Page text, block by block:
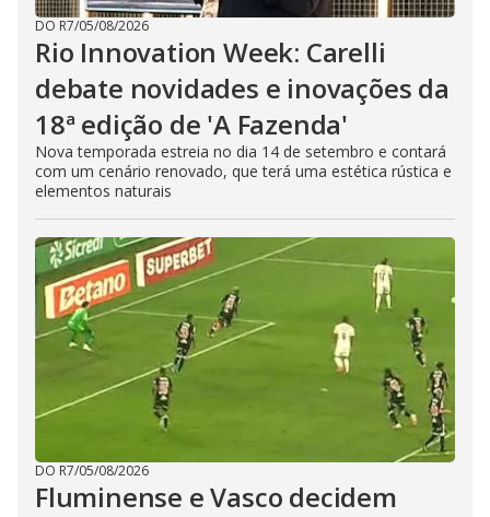
DO R7/05/08/2026
Rio Innovation Week: Carelli
debate novidades e inovações da
18ª edição de 'A Fazenda'
Nova temporada estreia no dia 14 de setembro e contará
com um cenário renovado, que terá uma estética rústica e
elementos naturais
DO R7/05/08/2026
Fluminense e Vasco decidem